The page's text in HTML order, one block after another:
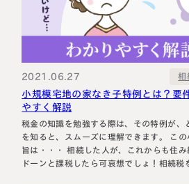
2021.06.27 相
小規模宅地の家なき子特例とは？要
やすく解説
税金の知識を勉強する際は、その特例が、
を知ると、スムーズに理解できます。 この小規模宅地等の特例の趣
旨は・・・ 相続した人が、これからも住み続ける土地に、相続税を
ドーンと課税したら可哀想でしょ！相続税